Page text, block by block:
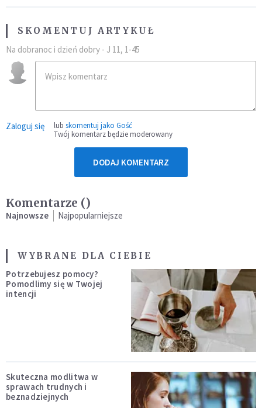
SKOMENTUJ ARTYKUŁ
Na dobranoc i dzień dobry - J 11, 1-45
Zaloguj się lub skomentuj jako Gość
Twój komentarz będzie moderowany
DODAJ KOMENTARZ
Komentarze ()
Najnowsze Najpopularniejsze
WYBRANE DLA CIEBIE
Potrzebujesz pomocy?
Pomodlimy się w Twojej
intencji
Skuteczna modlitwa w
sprawach trudnych i
beznadziejnych